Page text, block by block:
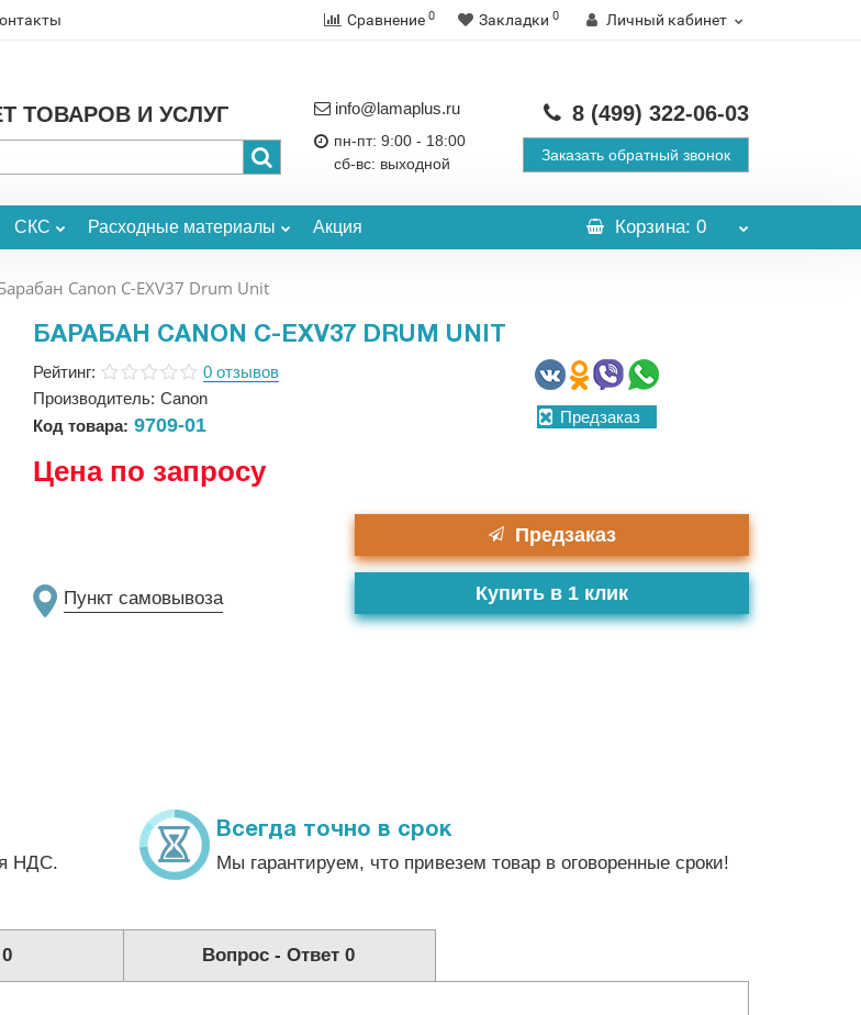
Сравнение 0 Закладки 0 Личный кабинет
ТОВАРОВ И УСЛУГ info@lamaplus.ru
пн-пт: 9:00 - 18:00
сб-вс: выходной
8 (499) 322-06-03
Заказать обратный звонок
СКС Расходные материалы Акция Корзина: 0
Canon C-EXV37 Drum Unit
БАРАБАН CANON C-EXV37 DRUM UNIT
Рейтинг:
0 отзывов
Производитель: Canon
Код товара: 9709-01 Предзаказ
Цена по запросу
Предзаказ
Пункт самовывоза Купить в 1 клик
НДС.
Всегда точно в срок
Мы гарантируем, что привезем товар в оговоренные сроки!
0 Вопрос - Ответ0